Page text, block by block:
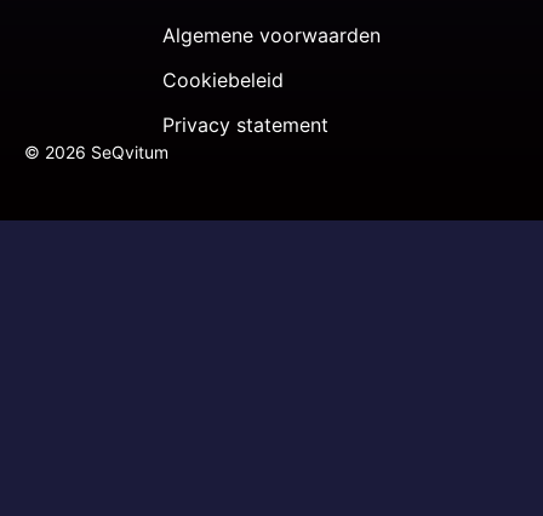
© 2026 SeQvitum
Algemene voorwaarden
Cookiebeleid
Privacy statement